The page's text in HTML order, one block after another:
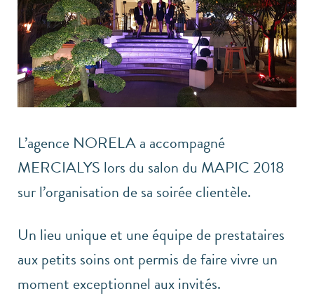
L’agence NORELA a accompagné
MERCIALYS lors du salon du MAPIC 2018
sur l’organisation de sa soirée clientèle.
Un lieu unique et une équipe de prestataires
aux petits soins ont permis de faire vivre un
moment exceptionnel aux invités.